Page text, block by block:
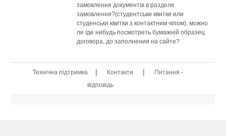
замовлення документів в разделе
замовлення?(студентськи квитки или
студенськи квитки з контактним чіпом), можно
ли где нибудь посмотреть бумажній образец
договора, до заполнения на сайте?
Технічна підтримка | Контакти |
Питання -
відповідь